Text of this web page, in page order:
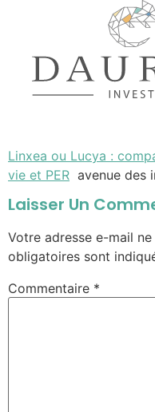
Linxea ou Lucya :
vie et PER avenue des
Laisser Un
Votre adresse e-mail
obligatoires sont
Commentaire *